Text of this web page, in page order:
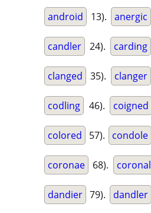
android 13). anergic
candler 24). carding
clanged 35). clanger
codling 46). coigned
colored 57). condole
coronae 68). coronal
dandier 79). dandler